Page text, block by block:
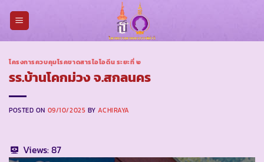
โครงการควบคุมโรคขาดสารไอโอดีน ระยะที่ ๒
รร.บ้านโคกม่วง จ.สกลนคร
POSTED ON 09/10/2025 BYACHIRAYA
Views:87